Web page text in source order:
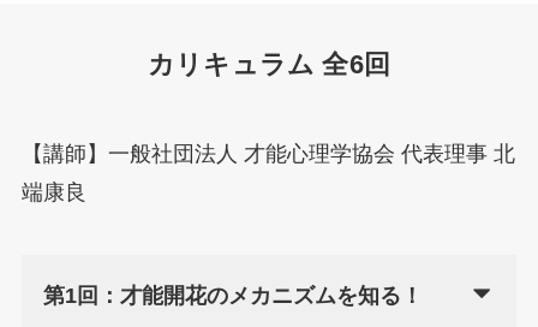
カリキュラム 全6回
【講師】一般社団法人 才能心理学協会 代表理事 北
端康良
第1回：才能開花のメカニズムを知る！